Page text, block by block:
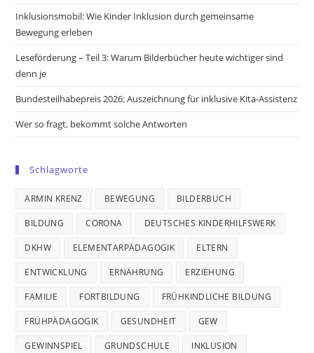
Inklusionsmobil: Wie Kinder Inklusion durch gemeinsame
Bewegung erleben
Leseförderung – Teil 3: Warum Bilderbücher heute wichtiger sind
denn je
Bundesteilhabepreis 2026: Auszeichnung für inklusive Kita-Assistenz
Wer so fragt, bekommt solche Antworten
Schlagworte
ARMIN KRENZ BEWEGUNG BILDERBUCH
BILDUNG CORONA DEUTSCHES KINDERHILFSWERK
DKHW ELEMENTARPÄDAGOGIK ELTERN
ENTWICKLUNG ERNÄHRUNG ERZIEHUNG
FAMILIE FORTBILDUNG FRÜHKINDLICHE BILDUNG
FRÜHPÄDAGOGIK GESUNDHEIT GEW
GEWINNSPIEL GRUNDSCHULE INKLUSION